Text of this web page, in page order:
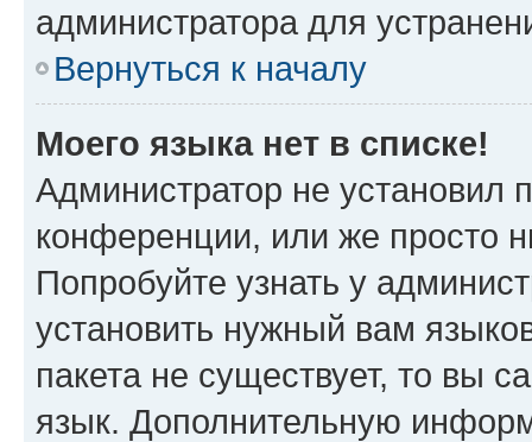
администратора для
Вернуться к началу
Моего языка нет в списке!
Администратор не установил
конференции, или же просто
Попробуйте узнать у
установить нужный вам
пакета не существует, то вы
язык. Дополнительную